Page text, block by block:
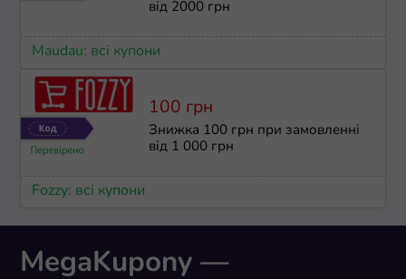
від 2000 грн
Maudau: всі купони
100 грн
Знижка 100 грн при замовленні
від 1 000 грн
Fozzy: всі купони
MegaKupony —